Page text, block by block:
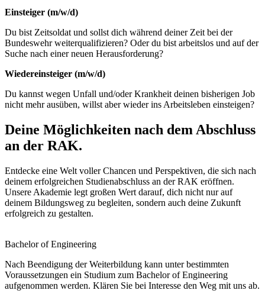
Einsteiger (m/w/d)
Du bist Zeitsoldat und sollst dich während deiner Zeit bei der
Bundeswehr weiterqualifizieren? Oder du bist arbeitslos und auf der
Suche nach einer neuen Herausforderung?
Wiedereinsteiger (m/w/d)
Du kannst wegen Unfall und/oder Krankheit deinen bisherigen Job
nicht mehr ausüben, willst aber wieder ins Arbeitsleben einsteigen?
Deine Möglich­keiten nach dem Abschluss
an der RAK.
Entdecke eine Welt voller Chancen und Perspektiven, die sich nach
deinem erfolgreichen Studienabschluss an der RAK eröffnen.
Unsere Akademie legt großen Wert darauf, dich nicht nur auf
deinem Bildungsweg zu begleiten, sondern auch deine Zukunft
erfolgreich zu gestalten.
Bachelor of Engineering
Nach Beendigung der Weiterbildung kann unter bestimmten
Voraussetzungen ein Studium zum Bachelor of Engineering
aufgenommen werden. Klären Sie bei Interesse den Weg mit uns ab.